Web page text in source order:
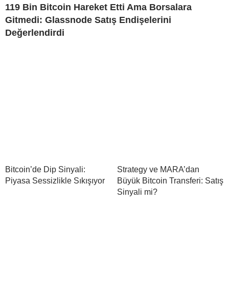
119 Bin Bitcoin Hareket Etti Ama Borsalara
Gitmedi: Glassnode Satış Endişelerini
Değerlendirdi
Bitcoin’de Dip Sinyali:
Piyasa Sessizlikle Sıkışıyor
Strategy ve MARA’dan
Büyük Bitcoin Transferi: Satış
Sinyali mi?